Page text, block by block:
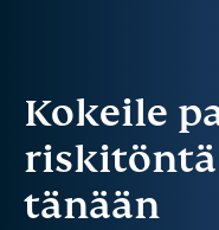
Kokeile
riskitöntä
tänään